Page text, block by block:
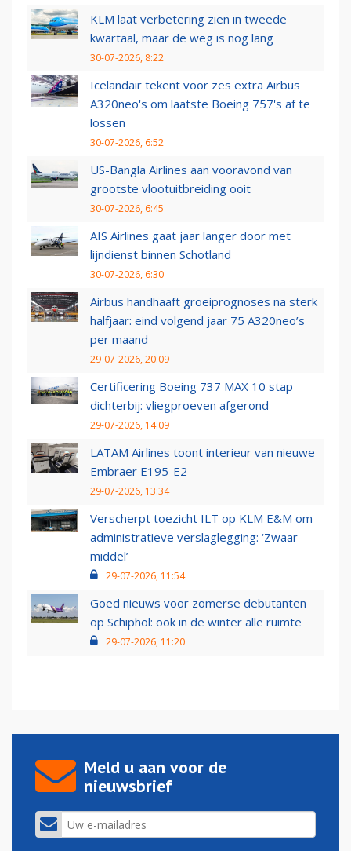
KLM laat verbetering zien in tweede
kwartaal, maar de weg is nog lang
30-07-2026, 8:22
Icelandair tekent voor zes extra Airbus
A320neo's om laatste Boeing 757's af te
lossen
30-07-2026, 6:52
US-Bangla Airlines aan vooravond van
grootste vlootuitbreiding ooit
30-07-2026, 6:45
AIS Airlines gaat jaar langer door met
lijndienst binnen Schotland
30-07-2026, 6:30
Airbus handhaaft groeiprognoses na sterk
halfjaar: eind volgend jaar 75 A320neo’s
per maand
29-07-2026, 20:09
Certificering Boeing 737 MAX 10 stap
dichterbij: vliegproeven afgerond
29-07-2026, 14:09
LATAM Airlines toont interieur van nieuwe
Embraer E195-E2
29-07-2026, 13:34
Verscherpt toezicht ILT op KLM E&M om
administratieve verslaglegging: ‘Zwaar
middel’
29-07-2026, 11:54
Goed nieuws voor zomerse debutanten
op Schiphol: ook in de winter alle ruimte
29-07-2026, 11:20
Meld u aan voor de
nieuwsbrief